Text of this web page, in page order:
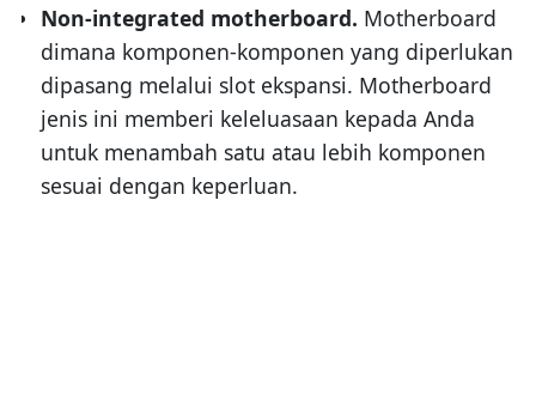
Non-integrated motherboard. Motherboard
dimana komponen-komponen yang diperlukan
dipasang melalui slot ekspansi. Motherboard
jenis ini memberi keleluasaan kepada Anda
untuk menambah satu atau lebih komponen
sesuai dengan keperluan.